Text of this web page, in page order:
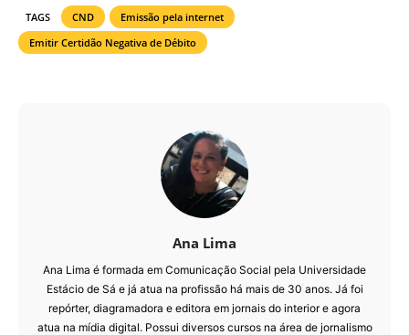
TAGS CND
Emissão pela internet
Emitir Certidão Negativa de Débito
Ana Lima
Ana Lima é formada em Comunicação Social pela Universidade
Estácio de Sá e já atua na profissão há mais de 30 anos. Já foi
repórter, diagramadora e editora em jornais do interior e agora
atua na mídia digital. Possui diversos cursos na área de jornalismo